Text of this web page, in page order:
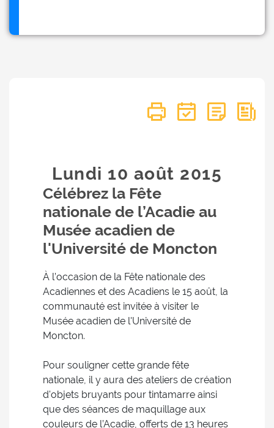
Lundi 10 août 2015
Célébrez la Fête
nationale de l’Acadie au
Musée acadien de
l'Université de Moncton
À l’occasion de la Fête nationale des
Acadiennes et des Acadiens le 15 août, la
communauté est invitée à visiter le
Musée acadien de l'Université de
Moncton.
Pour souligner cette grande fête
nationale, il y aura des ateliers de création
d'objets bruyants pour tintamarre ainsi
que des séances de maquillage aux
couleurs de l’Acadie, offerts de 13 heures